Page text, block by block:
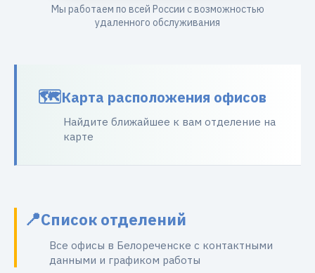
Мы работаем по всей России с возможностью
удаленного обслуживания
Карта расположения офисов
Найдите ближайшее к вам отделение на
карте
Список отделений
Все офисы в Белореченске с контактными
данными и графиком работы